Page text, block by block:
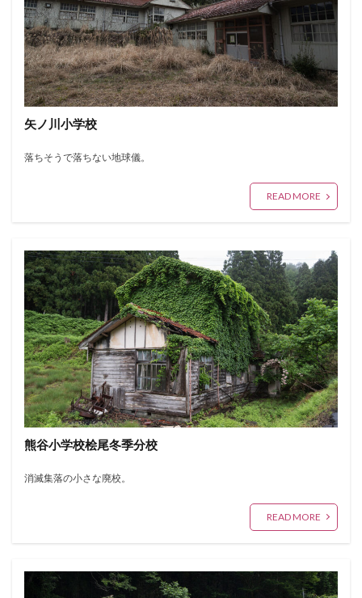
矢ノ川小学校
落ちそうで落ちない地球儀。
READ MORE
熊谷小学校桧尾冬季分校
消滅集落の小さな廃校。
READ MORE